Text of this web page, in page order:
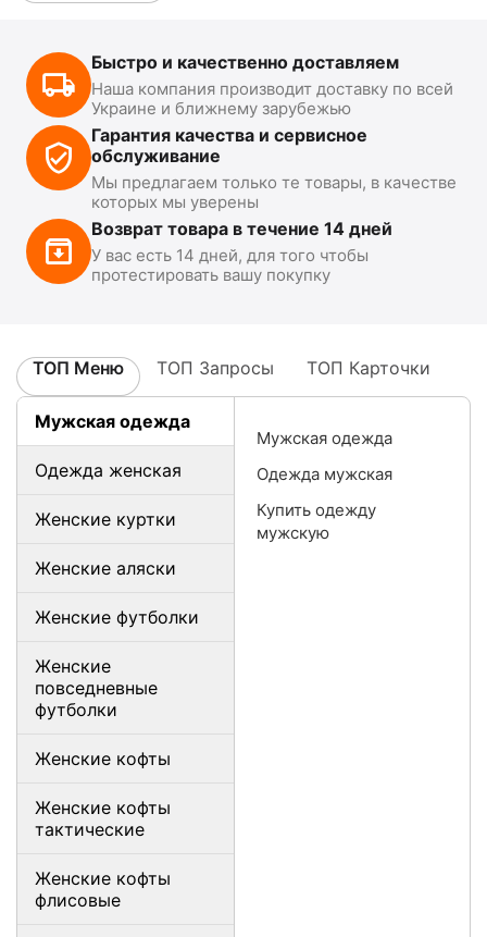
Быстро и качественно доставляем
Наша компания производит доставку по всей
Украине и ближнему зарубежью
Гарантия качества и сервисное
обслуживание
Мы предлагаем только те товары, в качестве
которых мы уверены
Возврат товара в течение 14 дней
У вас есть 14 дней, для того чтобы
протестировать вашу покупку
ТОП Меню ТОП Запросы ТОП Карточки
Мужская одежда
Одежда женская
Женские куртки
Женские аляски
Женские футболки
Женские
повседневные
футболки
Женские кофты
Женские кофты
тактические
Женские кофты
флисовые
Мужская одежда
Одежда мужская
Купить одежду
мужскую